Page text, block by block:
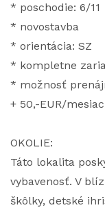
* poschodie: 6/11
* novostavba
* orientácia: SZ
* kompletne
* možnosť
+ 50,-EUR/mesiac
OKOLIE:
Táto lokalita
vybavenosť. V
škôlky, detské